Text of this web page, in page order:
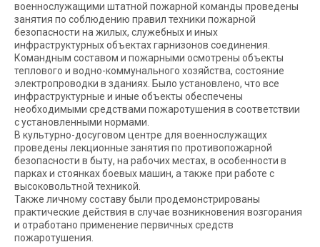
военнослужащими штатной пожарной команды проведены
занятия по соблюдению правил техники пожарной
безопасности на жилых, служебных и иных
инфраструктурных объектах гарнизонов соединения.
Командным составом и пожарными осмотрены объекты
теплового и водно-коммунального хозяйства, состояние
электропроводки в зданиях. Было установлено, что все
инфраструктурные и иные объекты обеспечены
необходимыми средствами пожаротушения в соответствии
с установленными нормами.
В культурно-досуговом центре для военнослужащих
проведены лекционные занятия по противопожарной
безопасности в быту, на рабочих местах, в особенности в
парках и стоянках боевых машин, а также при работе с
высоковольтной техникой.
Также личному составу были продемонстрированы
практические действия в случае возникновения возгорания
и отработано применение первичных средств
пожаротушения.